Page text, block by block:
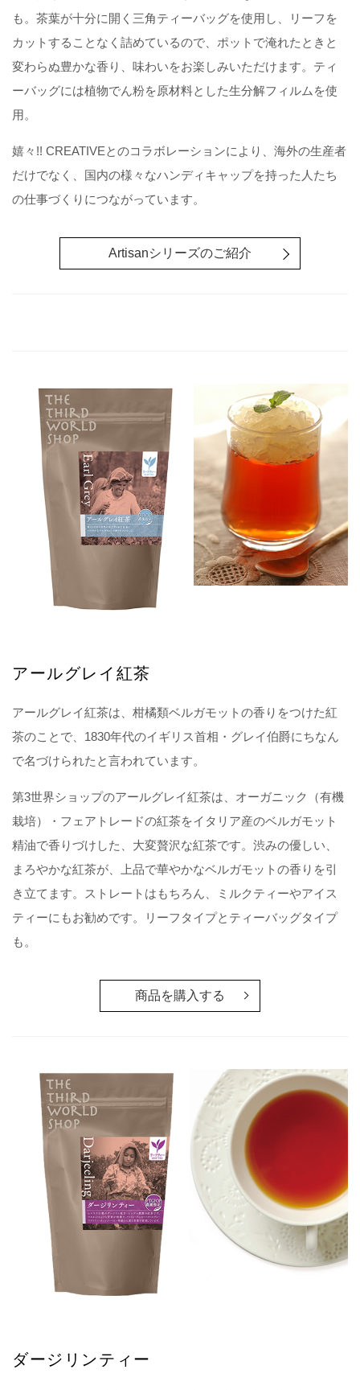
も。茶葉が十分に開く三角ティーバッグを使用し、リーフを
カットすることなく詰めているので、ポットで淹れたときと
変わらぬ豊かな香り、味わいをお楽しみいただけます。ティ
ーバッグには植物でん粉を原材料とした生分解フィルムを使
用。
嬉々!! CREATIVEとのコラボレーションにより、海外の生産者
だけでなく、国内の様々なハンディキャップを持った人たち
の仕事づくりにつながっています。
Artisanシリーズのご紹介
アールグレイ紅茶
アールグレイ紅茶は、柑橘類ベルガモットの香りをつけた紅
茶のことで、1830年代のイギリス首相・グレイ伯爵にちなん
で名づけられたと言われています。
第3世界ショップのアールグレイ紅茶は、オーガニック（有機
栽培）・フェアトレードの紅茶をイタリア産のベルガモット
精油で香りづけした、大変贅沢な紅茶です。渋みの優しい、
まろやかな紅茶が、上品で華やかなベルガモットの香りを引
き立てます。ストレートはもちろん、ミルクティーやアイス
ティーにもお勧めです。リーフタイプとティーバッグタイプ
も。
商品を購入する
ダージリンティー